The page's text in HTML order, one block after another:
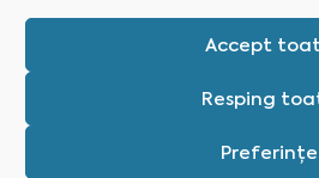
Accept
Resping
Preferințe